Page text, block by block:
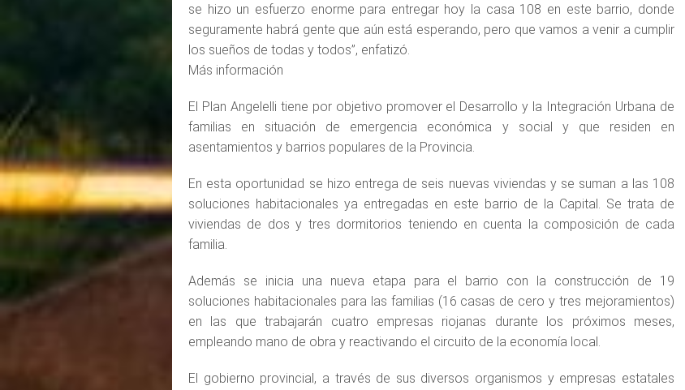
se hizo un esfuerzo enorme para entregar hoy la casa 108 en este barrio, donde
seguramente habrá gente que aún está esperando, pero que vamos a venir a cumplir
los sueños de todas y todos”, enfatizó.
Más información
El Plan Angelelli tiene por objetivo promover el Desarrollo y la Integración Urbana de
familias en situación de emergencia económica y social y que residen en
asentamientos y barrios populares de la Provincia.
En esta oportunidad se hizo entrega de seis nuevas viviendas y se suman a las 108
soluciones habitacionales ya entregadas en este barrio de la Capital. Se trata de
viviendas de dos y tres dormitorios teniendo en cuenta la composición de cada
familia.
Además se inicia una nueva etapa para el barrio con la construcción de 19
soluciones habitacionales para las familias (16 casas de cero y tres mejoramientos)
en las que trabajarán cuatro empresas riojanas durante los próximos meses,
empleando mano de obra y reactivando el circuito de la economía local.
El gobierno provincial, a través de sus diversos organismos y empresas estatales